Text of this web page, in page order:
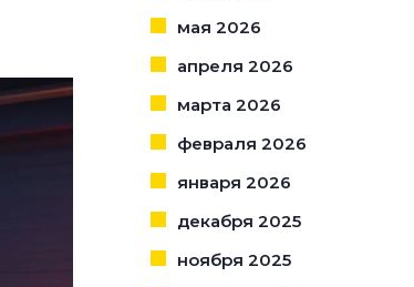
мая 2026
апреля 2026
марта 2026
февраля 2026
января 2026
декабря 2025
ноября 2025